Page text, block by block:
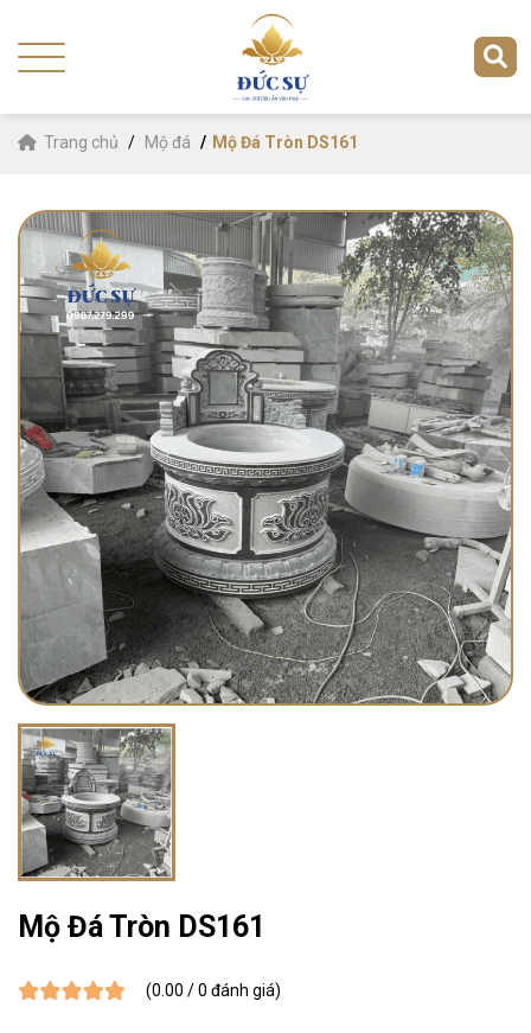
Trang chủ Mộ đá Mộ Đá Tròn DS161
Mộ Đá Tròn DS161
(0.00 / 0 đánh giá)